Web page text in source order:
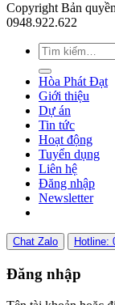
Copyright Bản
0948.922.622
Hòa Phát Đạt
Giới thiệu
Dự án
Tin tức
Hoạt động
Tuyển dụng
Liên hệ
Đăng nhập
Newsletter
Chat Zalo Hotline:
Đăng nhập